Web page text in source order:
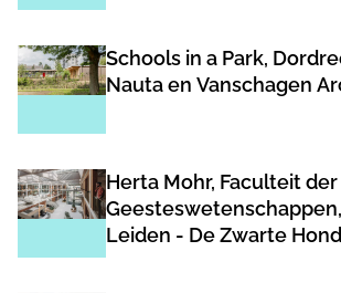
Schools in a Park,
Nauta en Vanschagen
Herta Mohr, Faculteit der
Leiden - De Zwarte Hond